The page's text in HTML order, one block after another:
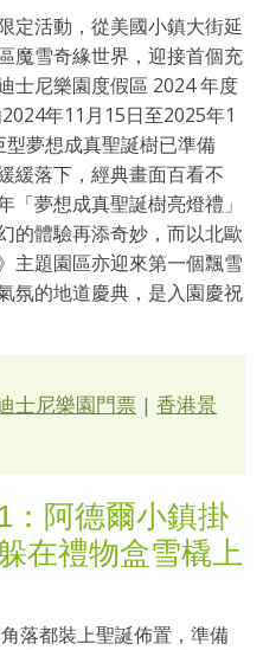
定活動，從美國小鎮大街延
魔雪奇緣世界，迎接首個充
士尼樂園度假區 2024 年度
年11月15日至2025年1
夢想成真聖誕樹已準備
緩落下，經典畫面百看不
「夢想成真聖誕樹亮燈禮」
的體驗再添奇妙，而以北歐
主題園區亦迎來第一個飄雪
氛的地道慶典，是入園慶祝
士尼樂園門票 | 香港景
：阿德爾小鎮掛
在禮物盒雪橇上
落都裝上聖誕佈置，準備